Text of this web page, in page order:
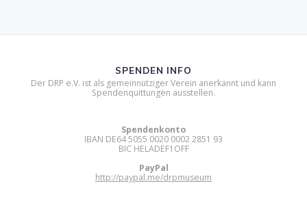
SPENDEN INFO
Der DRP e.V. ist als gemeinnütziger Verein anerkannt und kann
Spendenquittungen ausstellen.
Spendenkonto
IBAN DE64 5055 0020 0002 2851 93
BIC HELADEF1OFF
PayPal
http://paypal.me/drpmuseum